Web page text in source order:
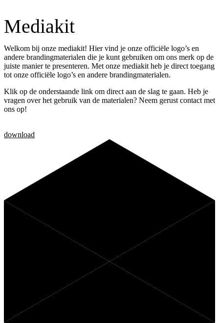
Mediakit
Welkom bij onze mediakit! Hier vind je onze officiële logo’s en
andere brandingmaterialen die je kunt gebruiken om ons merk op de
juiste manier te presenteren. Met onze mediakit heb je direct toegang
tot onze officiële logo’s en andere brandingmaterialen.
Klik op de onderstaande link om direct aan de slag te gaan. Heb je
vragen over het gebruik van de materialen? Neem gerust contact met
ons op!
download